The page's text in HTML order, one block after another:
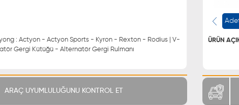
: Actyon - Actyon Sports - Kyron - Rexton - Rodius | V-
Gergi Kütüğü - Alternatör Gergi Rulmanı
ARAÇ UYUMLULUĞUNU KONTROL ET
ÜRÜN